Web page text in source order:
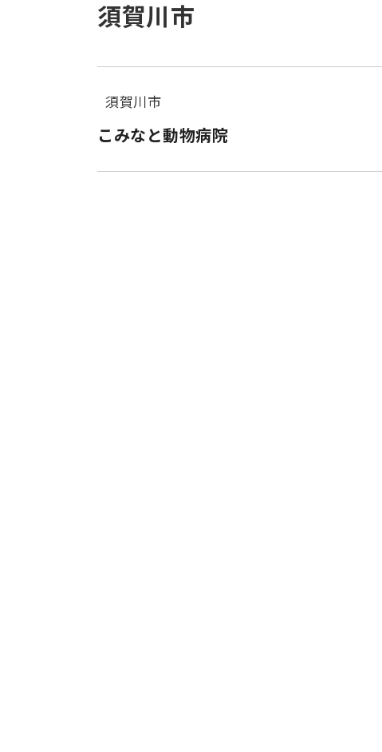
須賀川市
須賀川市
こみなと動物病院